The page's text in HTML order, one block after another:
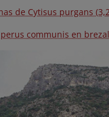
de Cytisus purgans
communis en